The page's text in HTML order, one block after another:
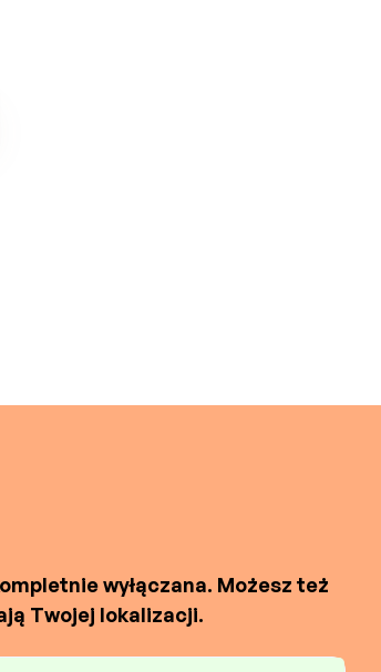
wyłączana. Możesz też
Twojej lokalizacji.